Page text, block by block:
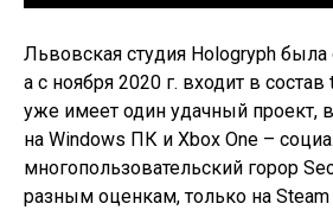
Львовская студия Hologryph была
а с ноября 2020 г. входит в
уже имеет один удачный проект,
на Windows ПК и Xbox One –
многопользовательский горор
разным оценкам, только на